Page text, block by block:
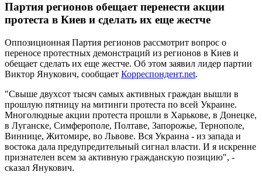
Партия регионов обещает перенести акции
протеста в Киев и сделать их еще жестче
Оппозиционная Партия регионов рассмотрит вопрос о
переносе протестных демонстраций из регионов в Киев и
обещает сделать их еще жестче. Об этом заявил лидер партии
Виктор Янукович, сообщает Корреспондент.net.
"Свыше двухсот тысяч самых активных граждан вышли в
прошлую пятницу на митинги протеста по всей Украине.
Многолюдные акции протеста прошли в Харькове, в Донецке,
в Луганске, Симферополе, Полтаве, Запорожье, Тернополе,
Виннице, Житомире, во Львове. Вся Украина - из запада и
востока дала предупредительный сигнал власти. И я искренне
признателен всем за активную гражданскую позицию", -
сказал Янукович.